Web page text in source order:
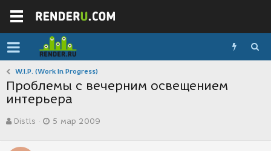
W.I.P. (Work In Progress)
Проблемы с вечерним освещением
интерьера
в
о
Distls
а
5 мар 2009